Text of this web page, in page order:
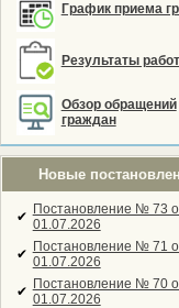
График приема
Результаты работ
Обзор обращений
граждан
Новые
✔ Постановление № 73
01.07.2026
✔ Постановление № 71
01.07.2026
✔ Постановление № 70
01.07.2026